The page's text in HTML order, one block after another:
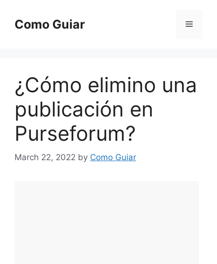
contentComo Guiar Menu
¿Cómo elimino una
publicación en
Purseforum?
March 22, 2022 by Como Guiar